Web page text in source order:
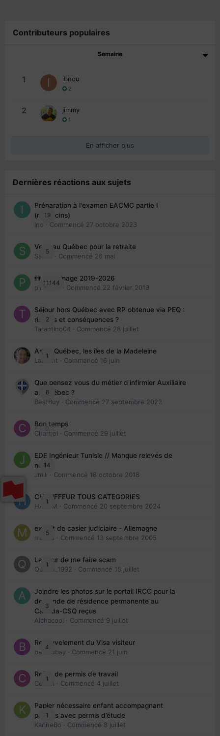
Contributeurs populaires
Semaine
1 ibnou
2
2 jimmy
1
En afficher plus
Dernières réactions aux sujets
19
Préparation à l'examen EACMC partie I
(médecins)
Ino · Commencé 27 octobre 2023
5
Venir au Québec pour la retraite
Sab74
· Commencé 26 mai
11144
👬 Parrainage 2019-2026
piinoush · Commencé 22 février 2019
2
Séjour hors Québec avec RP obtenue via PEQ :
risques et conséquences ?
Tarantino04 · Commencé 28 juillet
1
Arte : Québec, les îles de la Madeleine
Laurent · Commencé 16 juin
6
Que pensez vous du métier d'infirmier Auxiliaire
au Québec ?
BestBuy · Commencé 27 septembre 2022
0
Bon temps
Charbel · Commencé 29 juillet
14
EDE Ingénieur Tunisie // Manque relevés de
note
Jmili · Commencé 18 octobre 2018
1
CHAUFFEUR TOUS CATEGORIES
HAZEM · Commencé 20 septembre 2024
5
extrait de casier judiciaire - Allemagne
maries · Commencé 13 septembre 2005
1
La peur de me faire scam
Queen_1992 · Commencé 15 juillet
3
Joindre les photos sur le portail IRCC pour la
demande de résidence permanente au
Canada-CSQ reçus
Aichacool · Commencé 9 juillet
4
Renouvelement du Visa visiteur
babibubsy · Commencé 21 juin
1
Refus de permis de travail
Cedbri · Commencé 4 juillet
1
Papier nécessaire enfant accompagnant
parents avec permis d’étude
KarineBo · Commencé 8 juillet